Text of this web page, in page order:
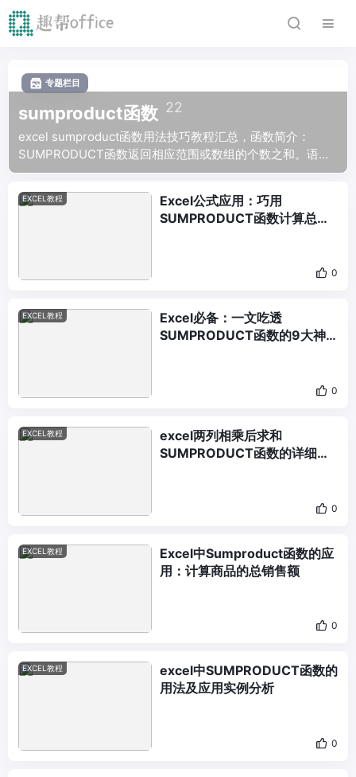
专题栏目
sumproduct函数 22
excel sumproduct函数用法技巧教程汇总，函数简介：
SUMPRODUCT函数返回相应范围或数组的个数之和。语法
结构：=SUMPRODUCT (array1， [array2]， [array3]， ...)
EXCEL教程
Excel公式应用：巧用
SUMPRODUCT函数计算总金
0
EXCEL教程
Excel必备：一文吃透
SUMPRODUCT函数的9大神
0
EXCEL教程
excel两列相乘后求和
SUMPRODUCT函数的详细解
0
EXCEL教程
Excel中Sumproduct函数的应
用：计算商品的总销售额
0
EXCEL教程
excel中SUMPRODUCT函数的
用法及应用实例分析
0